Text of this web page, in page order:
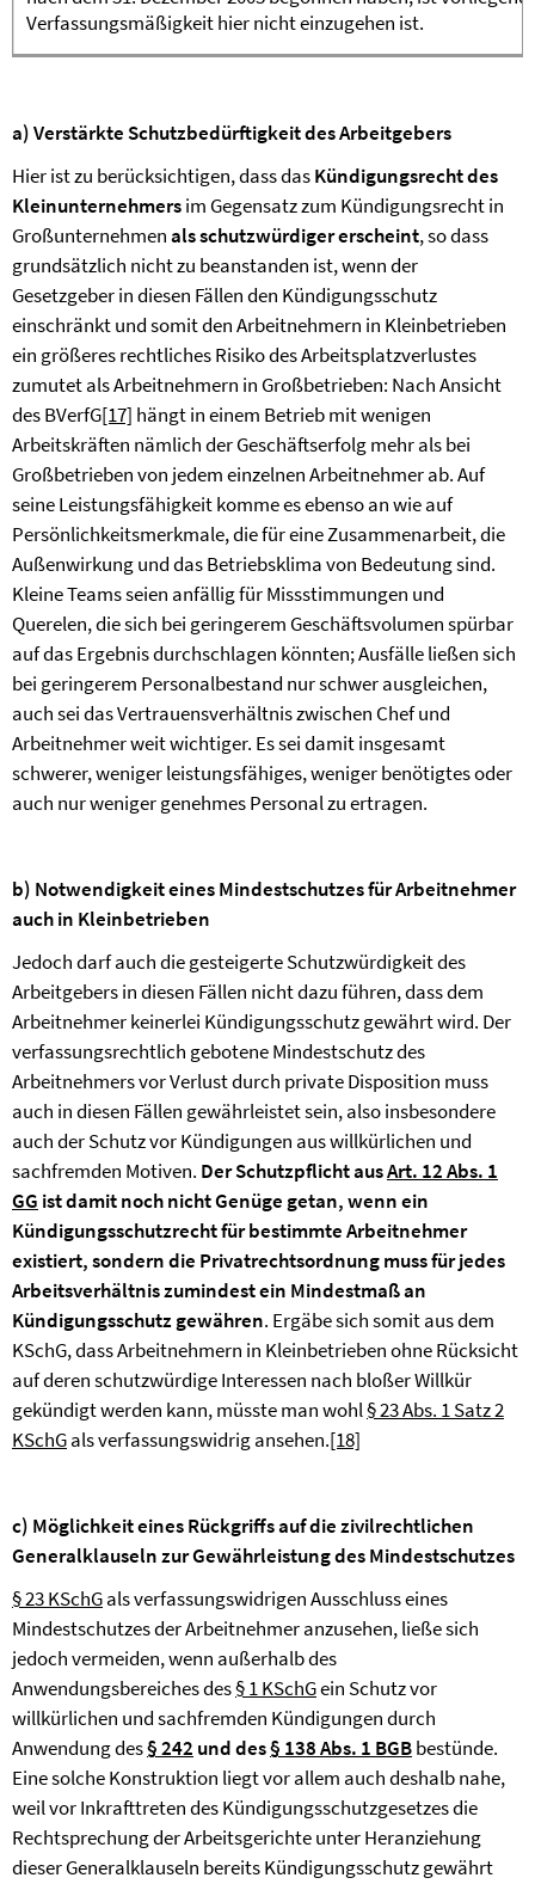
Verfassungsmäßigkeit hier nicht einzugehen ist.
a) Verstärkte Schutzbedürftigkeit des Arbeitgebers
Hier ist zu berücksichtigen, dass dasKündigungsrecht des
Kleinunternehmersim Gegensatz zum Kündigungsrecht in
Großunternehmenals schutzwürdiger erscheint, so dass
grundsätzlich nicht zu beanstanden ist, wenn der
Gesetzgeber in diesen Fällen den Kündigungsschutz
einschränkt und somit den Arbeitnehmern in Kleinbetrieben
ein größeres rechtliches Risiko des Arbeitsplatzverlustes
zumutet als Arbeitnehmern in Großbetrieben: Nach Ansicht
des BVerfG[17] hängt in einem Betrieb mit wenigen
Arbeitskräften nämlich der Geschäftserfolg mehr als bei
Großbetrieben von jedem einzelnen Arbeitnehmer ab. Auf
seine Leistungsfähigkeit komme es ebenso an wie auf
Persönlichkeitsmerkmale, die für eine Zusammenarbeit, die
Außenwirkung und das Betriebsklima von Bedeutung sind.
Kleine Teams seien anfällig für Missstimmungen und
Querelen, die sich bei geringerem Geschäftsvolumen spürbar
auf das Ergebnis durchschlagen könnten; Ausfälle ließen sich
bei geringerem Personalbestand nur schwer ausgleichen,
auch sei das Vertrauensverhältnis zwischen Chef und
Arbeitnehmer weit wichtiger. Es sei damit insgesamt
schwerer, weniger leistungsfähiges, weniger benötigtes oder
auch nur weniger genehmes Personal zu ertragen.
b) Notwendigkeit eines Mindestschutzes für Arbeitnehmer
auch in Kleinbetrieben
Jedoch darf auch die gesteigerte Schutzwürdigkeit des
Arbeitgebers in diesen Fällen nicht dazu führen, dass dem
Arbeitnehmer keinerlei Kündigungsschutz gewährt wird. Der
verfassungsrechtlich gebotene Mindestschutz des
Arbeitnehmers vor Verlust durch private Disposition muss
auch in diesen Fällen gewährleistet sein, also insbesondere
auch der Schutz vor Kündigungen aus willkürlichen und
sachfremden Motiven. Der Schutzpflicht ausArt. 12 Abs. 1
GG ist damit noch nicht Genüge getan, wenn ein
Kündigungsschutzrecht für bestimmte Arbeitnehmer
existiert, sondern die Privatrechtsordnung muss für jedes
Arbeitsverhältnis zumindest ein Mindestmaß an
Kündigungsschutz gewähren. Ergäbe sich somit aus dem
KSchG, dass Arbeitnehmern in Kleinbetrieben ohne Rücksicht
auf deren schutzwürdige Interessen nach bloßer Willkür
gekündigt werden kann, müsste man wohl§ 23 Abs. 1 Satz 2
KSchGals verfassungswidrig ansehen.[18]
c) Möglichkeit eines Rückgriffs auf die zivilrechtlichen
Generalklauseln zur Gewährleistung des Mindestschutzes
§ 23 KSchGals verfassungswidrigen Ausschluss eines
Mindestschutzes der Arbeitnehmer anzusehen, ließe sich
jedoch vermeiden, wenn außerhalb des
Anwendungsbereiches des§ 1 KSchGein Schutz vor
willkürlichen und sachfremden Kündigungen durch
Anwendung des§ 242 und des§ 138 Abs. 1 BGBbestünde.
Eine solche Konstruktion liegt vor allem auch deshalb nahe,
weil vor Inkrafttreten des Kündigungsschutzgesetzes die
Rechtsprechung der Arbeitsgerichte unter Heranziehung
dieser Generalklauseln bereits Kündigungsschutz gewährt